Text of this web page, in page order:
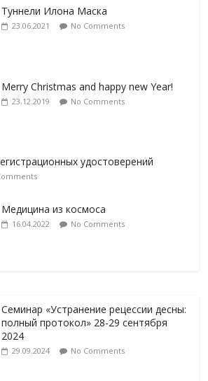
Туннели Илона Маска
23.06.2021 No Comments
Merry Christmas and happy new Year!
23.12.2019 No Comments
удостоверений
Медицина из космоса
16.04.2022 No Comments
Семинар «Устранение рецессии десны:
полный протокол» 28-29 сентября
2024
29.09.2024 No Comments